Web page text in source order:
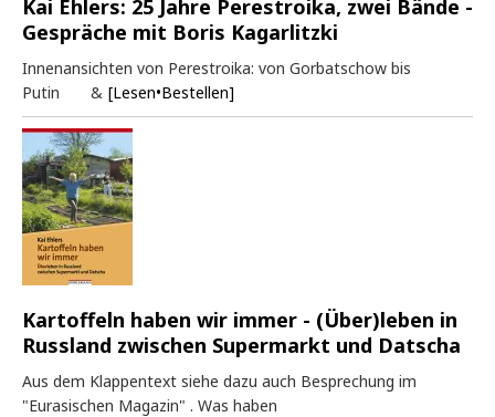
Kai Ehlers: 25 Jahre Perestroika, zwei Bände -
Gespräche mit Boris Kagarlitzki
Innenansichten von Perestroika: von Gorbatschow bis
Putin & [Lesen•Bestellen]
Kartoffeln haben wir immer - (Über)leben in
Russland zwischen Supermarkt und Datscha
Aus dem Klappentext siehe dazu auch Besprechung im
"Eurasischen Magazin" . Was haben